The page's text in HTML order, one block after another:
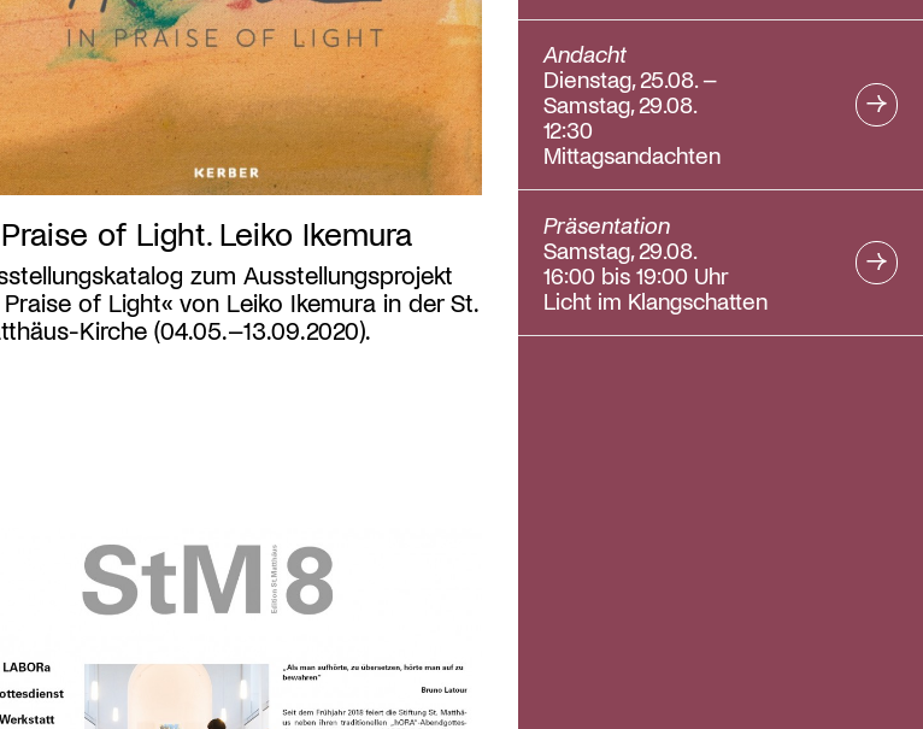
of Light. Leiko Ikemura
zum Ausstellungsprojekt
Praise of Light« von Leiko Ikemura in der St.
Kirche (04.05.–13.09.2020).
Andacht
Dienstag, 25.08. –
Samstag, 29.08.
12:30
Mittagsandachten
Präsentation
Samstag, 29.08.
16:00 bis 19:00 Uhr
Licht im Klangschatten